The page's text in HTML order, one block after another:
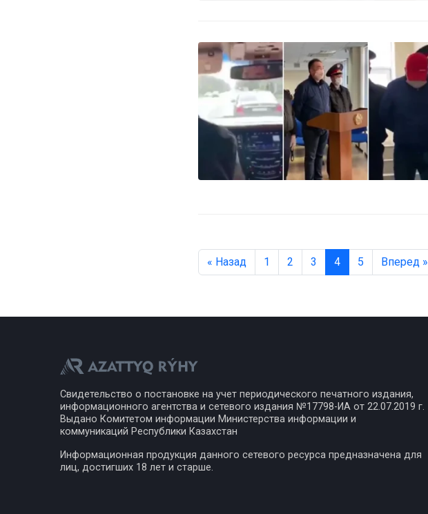
« Назад 1 2 3 4 5 Вперед »
Свидетельство о постановке на учет периодического печатного издания,
информационного агентства и сетевого издания №17798-ИА от 22.07.2019 г.
Выдано Комитетом информации Министерства информации и
коммуникаций Республики Казахстан
Информационная продукция данного сетевого ресурса предназначена для
лиц, достигших 18 лет и старше.